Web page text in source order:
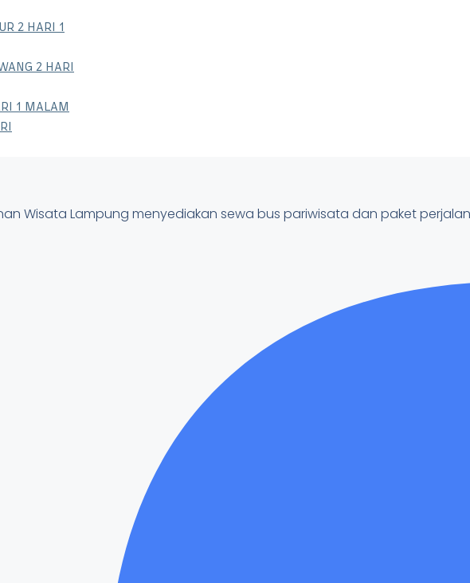
2 HARI 1
2 HARI
1 MALAM
Wisata Lampung menyediakan sewa bus pariwisata dan paket